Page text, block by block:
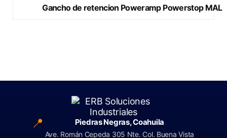
Gancho de retencion Poweramp Powerstop MAL
📍 Piedras Negras, Coahuila
Ave. Román Cepeda 305 Nte. Col. Buena Vista